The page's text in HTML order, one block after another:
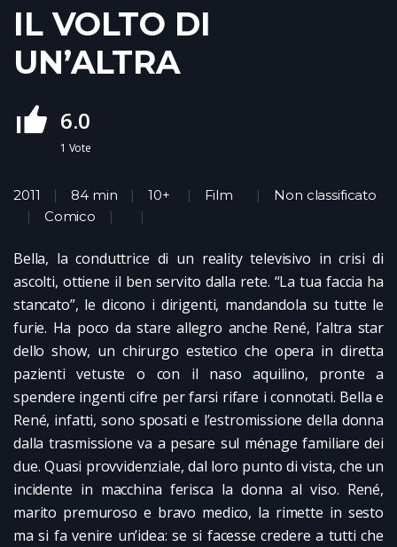
IL VOLTO DI
UN’ALTRA
6.0
1 Vote
2011 84 min 10+ Film
Non classificato
Comico
Bella, la conduttrice di un reality televisivo in crisi di
ascolti, ottiene il ben servito dalla rete. “La tua faccia ha
stancato”, le dicono i dirigenti, mandandola su tutte le
furie. Ha poco da stare allegro anche René, l’altra star
dello show, un chirurgo estetico che opera in diretta
pazienti vetuste o con il naso aquilino, pronte a
spendere ingenti cifre per farsi rifare i connotati. Bella e
René, infatti, sono sposati e l’estromissione della donna
dalla trasmissione va a pesare sul ménage familiare dei
due. Quasi provvidenziale, dal loro punto di vista, che un
incidente in macchina ferisca la donna al viso. René,
marito premuroso e bravo medico, la rimette in sesto
ma si fa venire un’idea: se si facesse credere a tutti che